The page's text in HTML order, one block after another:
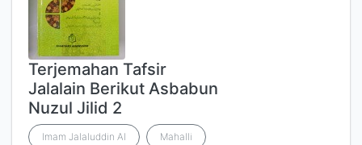
Terjemahan Tafsir
Jalalain Berikut Asbabun
Nuzul Jilid 2
Imam Jalaluddin Al Mahalli